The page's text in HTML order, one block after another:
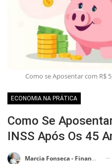
Como se Aposentar com R$
ECONOMIA NA PRÁTICA
Como Se
INSS Após Os 45
Marcia Fonseca - Financial Consultant